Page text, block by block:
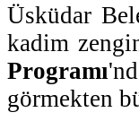
Üsküdar
kadim
Programı
görmekten